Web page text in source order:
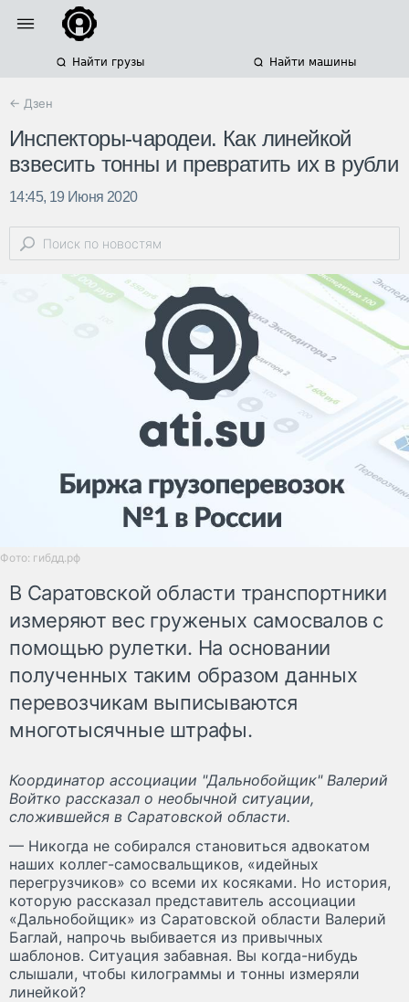
Найти грузы Найти машины
← Дзен
Инспекторы-чародеи. Как линейкой
взвесить тонны и превратить их в рубли
14:45, 19 Июня 2020
Фото: гибдд.рф
В Саратовской области транспортники
измеряют вес груженых самосвалов с
помощью рулетки. На основании
полученных таким образом данных
перевозчикам выписываются
многотысячные штрафы.
Координатор ассоциации "Дальнобойщик" Валерий
Войтко рассказал о необычной ситуации,
сложившейся в Саратовской области.
— Никогда не собирался становиться адвокатом
наших коллег-самосвальщиков, «идейных
перегрузчиков» со всеми их косяками. Но история,
которую рассказал представитель ассоциации
«Дальнобойщик» из Саратовской области Валерий
Баглай, напрочь выбивается из привычных
шаблонов. Ситуация забавная. Вы когда-нибудь
слышали, чтобы килограммы и тонны измеряли
линейкой?